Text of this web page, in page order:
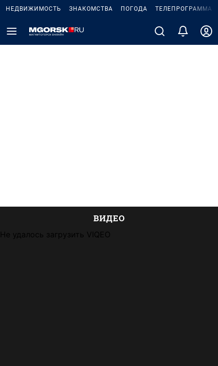
НЕДВИЖИМОСТЬ ЗНАКОМСТВА ПОГОДА ТЕЛЕПРОГРАММА
ВИДЕО
Не удалось загрузить VIQEO